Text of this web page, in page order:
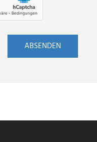
ABSENDEN